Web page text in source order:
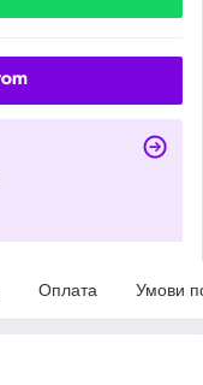
Оплата Умови